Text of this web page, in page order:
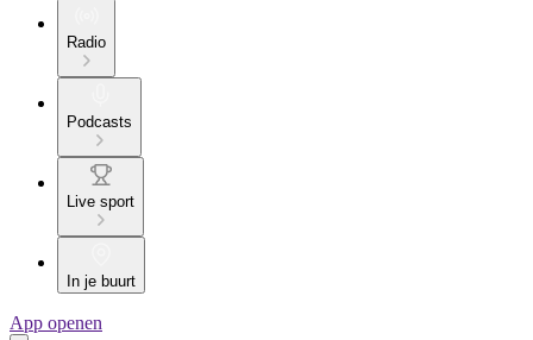
Radio
Podcasts
Live sport
In je buurt
App openen